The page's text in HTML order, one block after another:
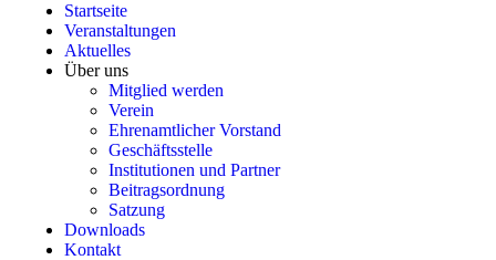
Startseite
Veranstaltungen
Aktuelles
Über uns
Mitglied werden
Verein
Ehrenamtlicher Vorstand
Geschäftsstelle
Institutionen und Partner
Beitragsordnung
Satzung
Downloads
Kontakt